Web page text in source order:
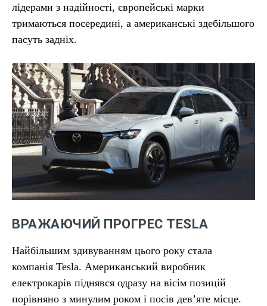
лідерами з надійності, європейські марки
тримаються посередині, а американські здебільшого
пасуть задніх.
ВРАЖАЮЧИЙ ПРОГРЕС TESLA
Найбільшим здивуванням цього року стала
компанія Tesla. Американський виробник
електрокарів піднявся одразу на вісім позицій
порівняно з минулим роком і посів дев’яте місце.